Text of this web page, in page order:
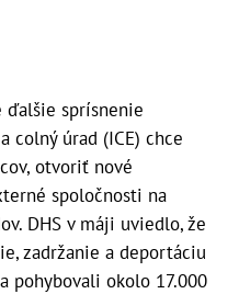
ďalšie sprísnenie
colný úrad (ICE) chce
otvoriť nové
spoločnosti na
DHS v máji uviedlo, že
zadržanie a deportáciu
pohybovali okolo 17.000